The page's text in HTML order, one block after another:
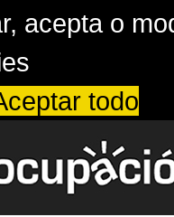
acepta o
todo